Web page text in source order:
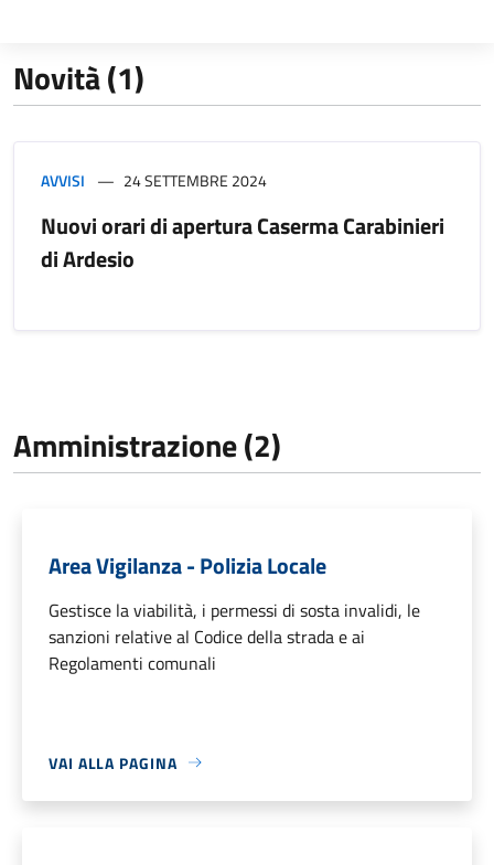
Novità (1)
AVVISI 24 SETTEMBRE 2024
Nuovi orari di apertura Caserma Carabinieri
di Ardesio
Amministrazione (2)
Area Vigilanza - Polizia Locale
Gestisce la viabilità, i permessi di sosta invalidi, le
sanzioni relative al Codice della strada e ai
Regolamenti comunali
VAI ALLA PAGINA